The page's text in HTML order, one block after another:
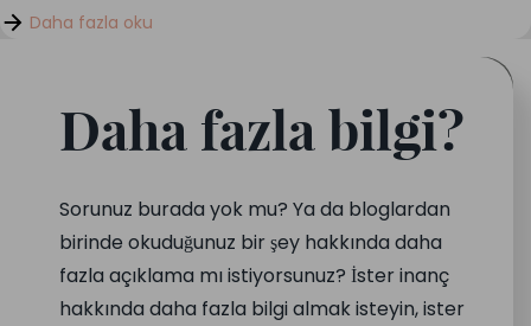
Daha fazla oku
Daha fazla bilgi?
Sorunuz burada yok mu? Ya da bloglardan
birinde okuduğunuz bir şey hakkında daha
fazla açıklama mı istiyorsunuz? İster inanç
hakkında daha fazla bilgi almak isteyin, ister